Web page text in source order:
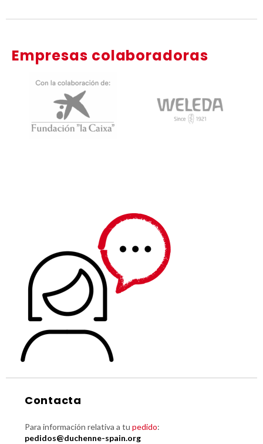
Empresas colaboradoras
Contacta
Para información relativa a tu pedido:
pedidos@duchenne-spain.org